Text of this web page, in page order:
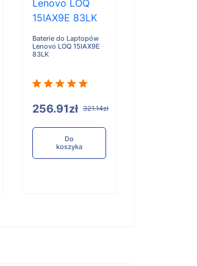
Baterie do Laptopów
Lenovo LOQ 15IAX9E
83LK
256.91zł 321.14zł
Do
koszyka